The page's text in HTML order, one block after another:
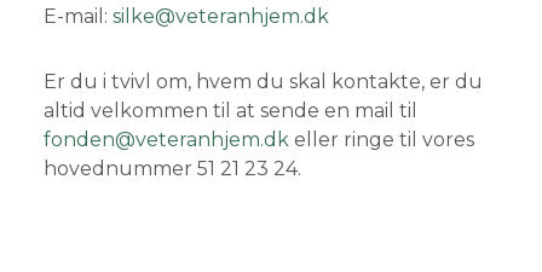
E-mail: silke@veteranhjem.dk
Er du i tvivl om, hvem du skal kontakte, er du
altid velkommen til at sende en mail til
fonden@veteranhjem.dk eller ringe til vores
hovednummer 51 21 23 24.